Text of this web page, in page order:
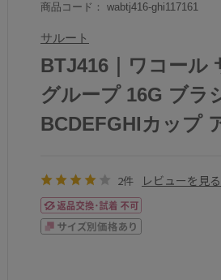
商品コード： wabtj416-ghi117161
サルート
BTJ416｜ワコール
グループ 16G ブラ
BCDEFGHIカップ
2件 レビューを見る